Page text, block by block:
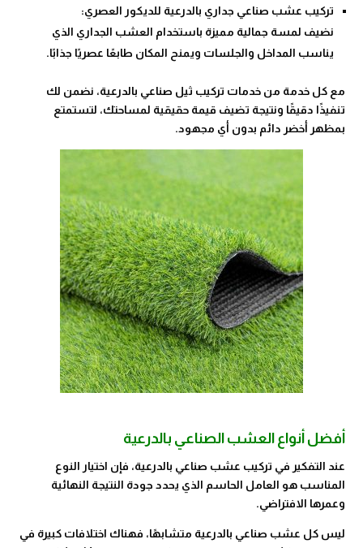
تركيب عشب صناعي جداري بالدرعية للديكور العصري:
نضيف لمسة جمالية مميزة باستخدام العشب الجداري الذي
يناسب المداخل والجلسات ويمنح المكان طابعًا عصريًا جذابًا.
مع كل خدمة من خدمات تركيب ثيل صناعي بالدرعية، نضمن لك
تنفيذًا دقيقًا ونتيجة تضيف قيمة حقيقية لمساحتك، لتستمتع
بمظهر أخضر دائم بدون أي مجهود.
أفضل أنواع العشب الصناعي بالدرعية
عند التفكير في تركيب عشب صناعي بالدرعية، فإن اختيار النوع
المناسب هو العامل الحاسم الذي يحدد جودة النتيجة النهائية
وعمرها الافتراضي.
ليس كل عشب صناعي بالدرعية متشابهًا، فهناك اختلافات كبيرة في